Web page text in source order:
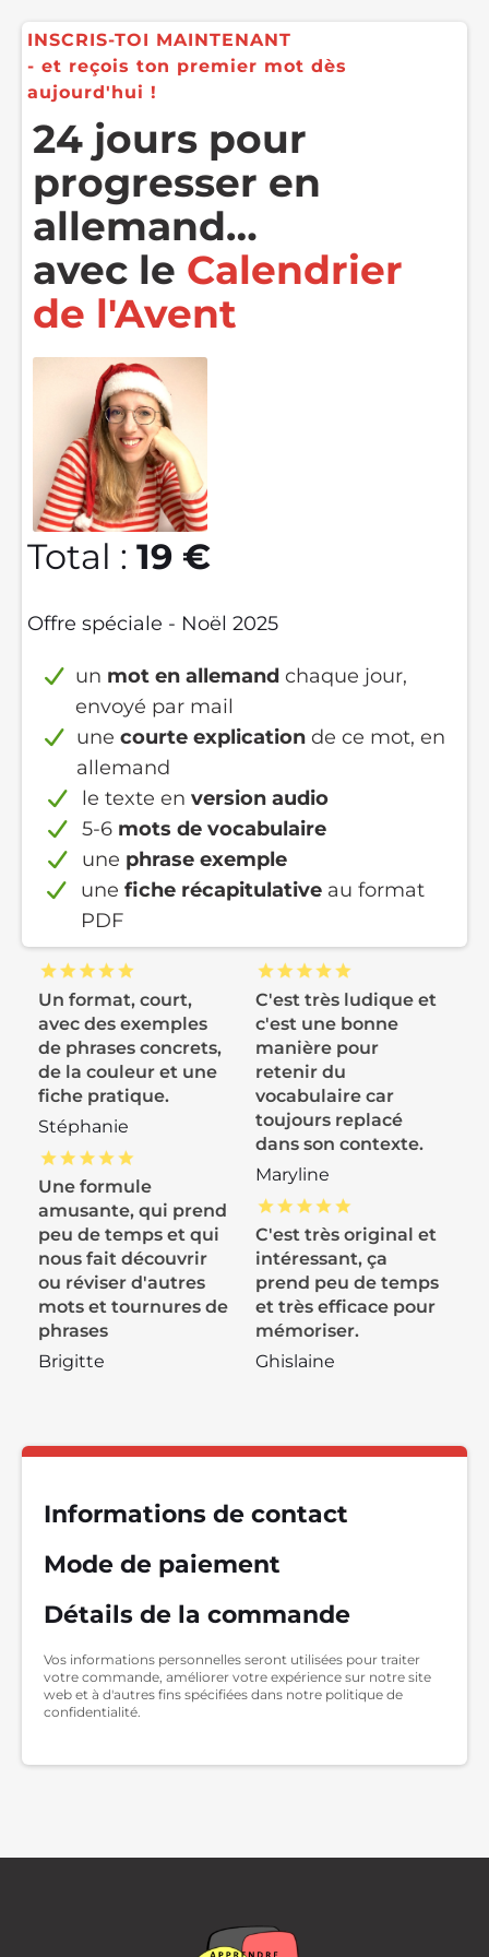
INSCRIS-TOI MAINTENANT
- et reçois ton premier mot dès
aujourd'hui !
24 jours pour
progresser en
allemand…
avec le Calendrier
de l'Avent
Total : 19 €
Offre spéciale - Noël 2025
un mot en allemand chaque jour,
envoyé par mail
unecourte explication de ce mot, en
allemand
le texte en version audio
5-6 mots de vocabulaire
une phrase exemple
une fiche récapitulativeau format
PDF
Un format, court,
avec des exemples
de phrases concrets,
de la couleur et une
fiche pratique.
Stéphanie
Une formule
amusante, qui prend
peu de temps et qui
nous fait découvrir
ou réviser d'autres
mots et tournures de
phrases
Brigitte
C'est très ludique et
c'est une bonne
manière pour
retenir du
vocabulaire car
toujours replacé
dans son contexte.
Maryline
C'est très original et
intéressant, ça
prend peu de temps
et très efficace pour
mémoriser.
Ghislaine
Informations de contact
Mode de paiement
Détails de la commande
Vos informations personnelles seront utilisées pour traiter
votre commande, améliorer votre expérience sur notre site
web et à d'autres fins spécifiées dans notre politique de
confidentialité.